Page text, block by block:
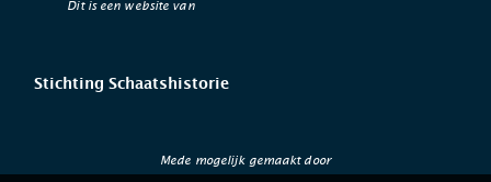
Dit is een website van
Stichting Schaatshistorie
Mede mogelijk gemaakt door